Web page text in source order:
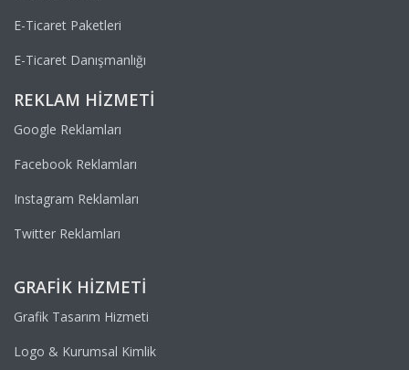
E-Ticaret Paketleri
E-Ticaret Danışmanlığı
REKLAM HIZMETI
Google Reklamları
Facebook Reklamları
Instagram Reklamları
Twitter Reklamları
GRAFIK HIZMETI
Grafik Tasarım Hizmeti
Logo & Kurumsal Kimlik